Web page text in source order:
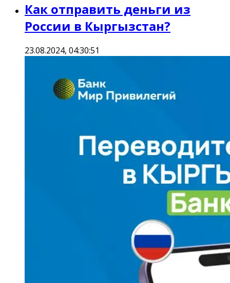
Как отправить деньги из
России в Кыргызстан?
23.08.2024, 04:30:51